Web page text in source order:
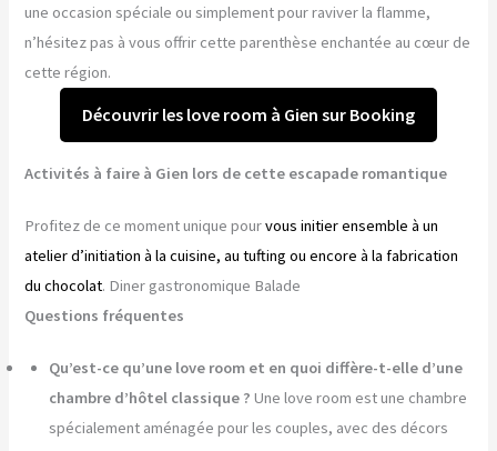
une occasion spéciale ou simplement pour raviver la flamme,
n’hésitez pas à vous offrir cette parenthèse enchantée au cœur de
cette région.
Découvrir les love room à Gien sur Booking
Activités à faire à Gien lors de cette escapade romantique
Profitez de ce moment unique pourvous initier ensemble à un
atelier d’initiation à la cuisine, au tufting ou encore à la fabrication
du chocolat. Diner gastronomique Balade
Questions fréquentes
Qu’est-ce qu’une love room et en quoi diffère-t-elle d’une
chambre d’hôtel classique ? Une love room est une chambre
spécialement aménagée pour les couples, avec des décors